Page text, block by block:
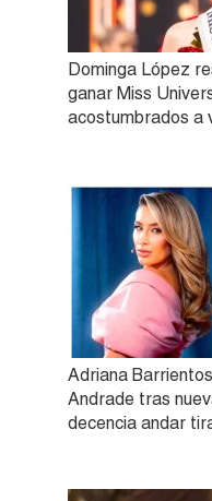
Dominga López
ganar Miss
acostumbrados a
Adriana
Andrade tras
decencia andar